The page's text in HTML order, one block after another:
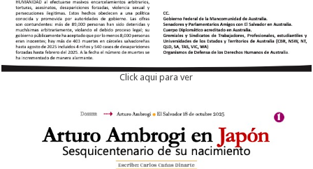
Click aqui para ver